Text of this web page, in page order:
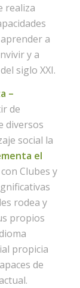
realiza
a
y a
siglo XXI.
–
de
diversos
social la
el
Clubes y
rodea y
propios
propicia
de